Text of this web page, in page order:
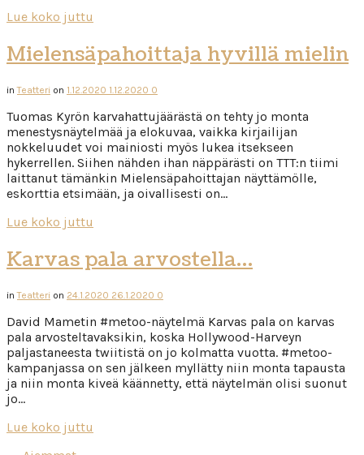
Lue koko juttu
Mielensäpahoittaja hyvillä mielin
inTeatteri on 1.12.2020 1.12.2020 0
Tuomas Kyrön karvahattujäärästä on tehty jo monta
menestysnäytelmää ja elokuvaa, vaikka kirjailijan
nokkeluudet voi mainiosti myös lukea itsekseen
hykerrellen. Siihen nähden ihan näppärästi on TTT:n tiimi
laittanut tämänkin Mielensäpahoittajan näyttämölle,
eskorttia etsimään, ja oivallisesti on…
Lue koko juttu
Karvas pala arvostella…
inTeatteri on 24.1.2020 26.1.2020 0
David Mametin #metoo-näytelmä Karvas pala on karvas
pala arvosteltavaksikin, koska Hollywood-Harveyn
paljastaneesta twiitistä on jo kolmatta vuotta. #metoo-
kampanjassa on sen jälkeen myllätty niin monta tapausta
ja niin monta kiveä käännetty, että näytelmän olisi suonut
jo…
Lue koko juttu